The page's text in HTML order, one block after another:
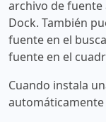
archivo de fuente
Dock. También
fuente en el
fuente en el
Cuando instala